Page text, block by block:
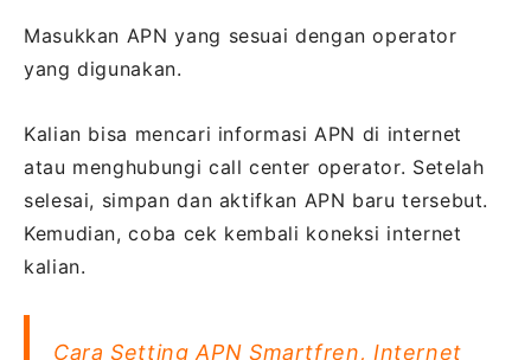
Masukkan APN yang sesuai dengan operator
yang digunakan.
Kalian bisa mencari informasi APN di internet
atau menghubungi call center operator. Setelah
selesai, simpan dan aktifkan APN baru tersebut.
Kemudian, coba cek kembali koneksi internet
kalian.
Cara Setting APN Smartfren, Internet